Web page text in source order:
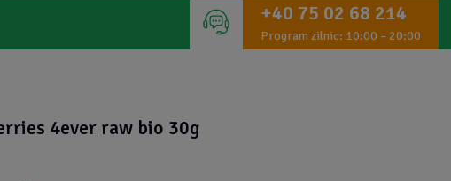
+40 75 02 68 214
Program zilnic: 10:00 – 20:00
4ever raw bio 30g